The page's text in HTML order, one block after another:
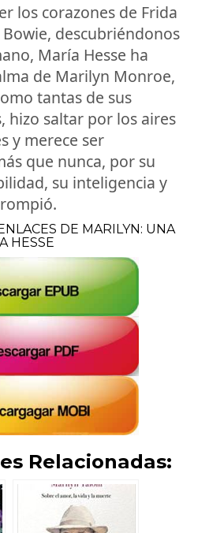
los corazones de Frida
descubriéndonos
María Hesse ha
de Marilyn Monroe,
tantas de sus
hizo saltar por los aires
y merece ser
que nunca, por su
su inteligencia y
DE MARILYN: UNA
HESSE
Relacionadas: